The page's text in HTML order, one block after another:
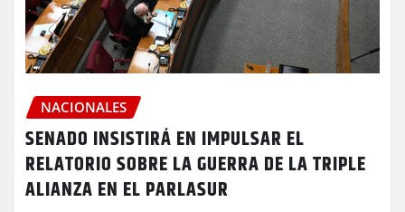
NACIONALES
SENADO INSISTIRÁ EN IMPULSAR EL
RELATORIO SOBRE LA GUERRA DE LA TRIPLE
ALIANZA EN EL PARLASUR